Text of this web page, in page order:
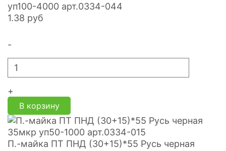
уп100-4000 арт.0334-044
1.38 руб
-
+
В корзину
П.-майка ПТ ПНД (30+15)*55 Русь черная